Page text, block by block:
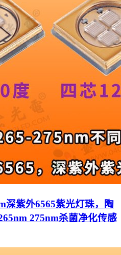
深紫外6565紫光灯珠，陶
275nm杀菌净化传感